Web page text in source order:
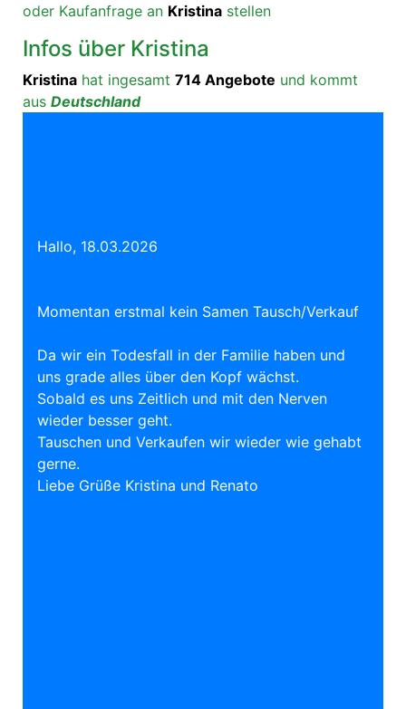
oder Kaufanfrage an Kristina stellen
Infos über Kristina
Kristina hat ingesamt 714 Angebote und kommt
aus Deutschland
Hallo, 18.03.2026
Momentan erstmal kein Samen Tausch/Verkauf
Da wir ein Todesfall in der Familie haben und
uns grade alles über den Kopf wächst.
Sobald es uns Zeitlich und mit den Nerven
wieder besser geht.
Tauschen und Verkaufen wir wieder wie gehabt
gerne.
Liebe Grüße Kristina und Renato